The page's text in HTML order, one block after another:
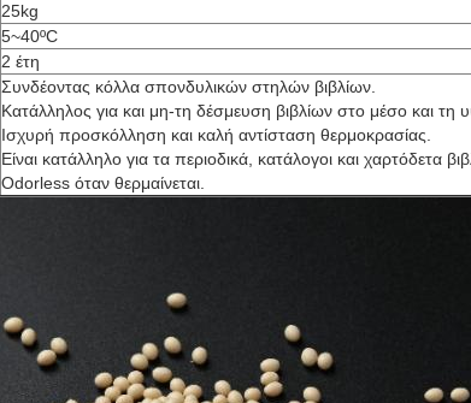
25kg
5~40ºC
2 έτη
Συνδέοντας κόλλα σπονδυλικών στηλών βιβλίων.
Κατάλληλος για και μη-τη δέσμευση βιβλίων στο μέσο και τη
Ισχυρή προσκόλληση και καλή αντίσταση θερμοκρασίας.
Είναι κατάλληλο για τα περιοδικά, κατάλογοι και χαρτόδετα
Odorless όταν θερμαίνεται.